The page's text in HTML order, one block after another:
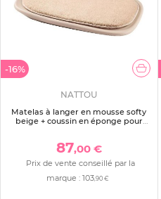
-16%
NATTOU
Matelas à langer en mousse softy
beige + coussin en éponge pour
87,00 €
Prix de vente conseillé par la
marque : 103,90 €